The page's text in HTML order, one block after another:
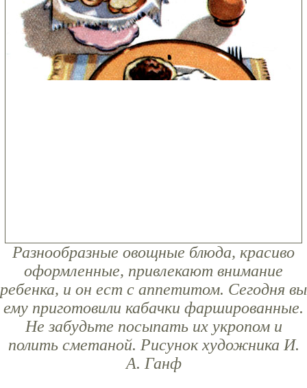
Разнообразные овощные блюда, красиво
оформленные, привлекают внимание
ребенка, и он ест с аппетитом. Сегодня вы
ему приготовили кабачки фаршированные.
Не забудьте посыпать их укропом и
полить сметаной. Рисунок художника И.
А. Ганф